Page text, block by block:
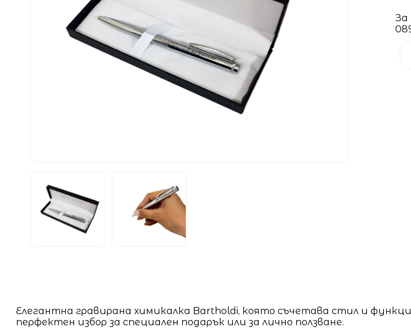
За
Елегантна гравирана химикалка Bartholdi, която съчетава стил и
перфектен избор за специален подарък или за лично ползване.